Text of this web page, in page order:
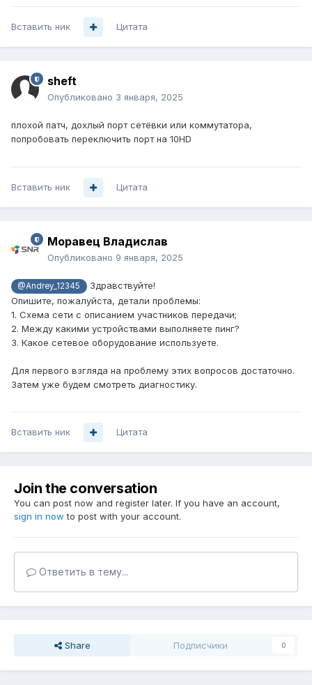
Вставить ник Цитата
sheft
Опубликовано 3 января, 2025
плохой патч, дохлый порт сетёвки или коммутатора,
попробовать переключить порт на 10HD
Вставить ник Цитата
Моравец Владислав
Опубликовано 9 января, 2025
@Andrey_12345
Здравствуйте!
Опишите, пожалуйста, детали проблемы:
1. Схема сети с описанием участников передачи;
2. Между какими устройствами выполняете пинг?
3. Какое сетевое оборудование используете.
Для первого взгляда на проблему этих вопросов достаточно.
Затем уже будем смотреть диагностику.
Вставить ник Цитата
Join the conversation
You can post now and register later. If you have an account,
sign in now to post with your account.
Ответить в тему...
Share Подписчики 0